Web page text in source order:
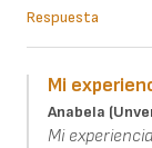
Respuesta
Mi
Anabela
Mi